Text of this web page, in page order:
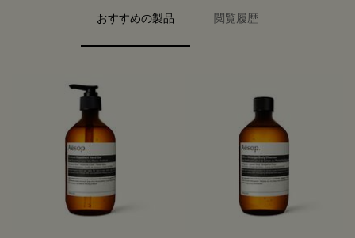
PDP carousel with text
PDP Video Flowplayer just on mobile
おすすめの製品 閲覧履歴